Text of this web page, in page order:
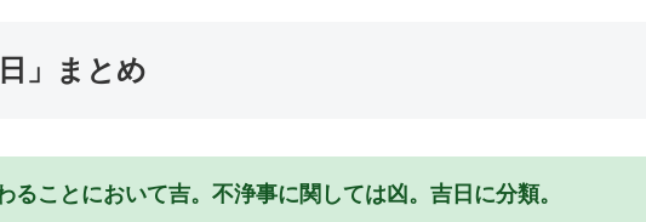
」まとめ
ることにおいて吉。不浄事に関しては凶。吉日に分類。